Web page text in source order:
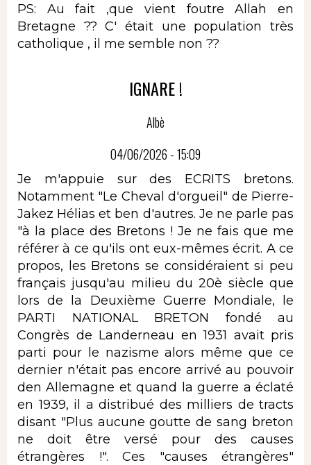
PS: Au fait ,que vient foutre Allah en
Bretagne ?? C' était une population très
catholique , il me semble non ??
IGNARE !
Albè
04/06/2026 - 15:09
Je m'appuie sur des ECRITS bretons.
Notamment "Le Cheval d'orgueil" de Pierre-
Jakez Hélias et ben d'autres. Je ne parle pas
"à la place des Bretons ! Je ne fais que me
référer à ce qu'ils ont eux-mêmes écrit. A ce
propos, les Bretons se considéraient si peu
français jusqu'au milieu du 20è siècle que
lors de la Deuxième Guerre Mondiale, le
PARTI NATIONAL BRETON fondé au
Congrès de Landerneau en 1931 avait pris
parti pour le nazisme alors même que ce
dernier n'était pas encore arrivé au pouvoir
den Allemagne et quand la guerre a éclaté
en 1939, il a distribué des milliers de tracts
disant "Plus aucune goutte de sang breton
ne doit être versé pour des causes
étrangères !". Ces "causes étrangères"